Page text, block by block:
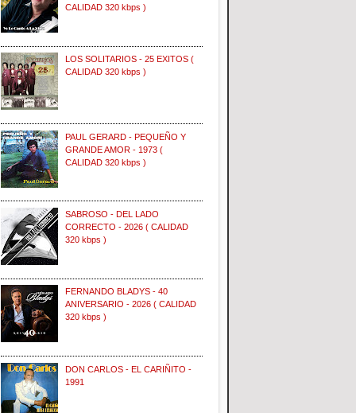
CALIDAD 320 kbps )
LOS SOLITARIOS - 25 EXITOS (
CALIDAD 320 kbps )
PAUL GERARD - PEQUEÑO Y
GRANDE AMOR - 1973 (
CALIDAD 320 kbps )
SABROSO - DEL LADO
CORRECTO - 2026 ( CALIDAD
320 kbps )
FERNANDO BLADYS - 40
ANIVERSARIO - 2026 ( CALIDAD
320 kbps )
DON CARLOS - EL CARIÑITO -
1991